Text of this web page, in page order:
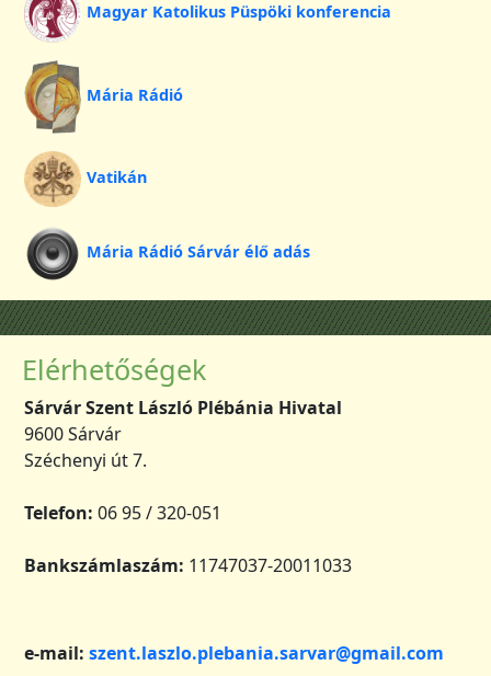
Magyar Katolikus Püspöki konferencia
Mária Rádió
Vatikán
Mária Rádió Sárvár élő adás
Elérhetőségek
Sárvár Szent László Plébánia Hivatal
9600 Sárvár
Széchenyi út 7.
Telefon: 06 95 / 320-051
Bankszámlaszám: 11747037-20011033
e-mail: szent.laszlo.plebania.sarvar@gmail.com